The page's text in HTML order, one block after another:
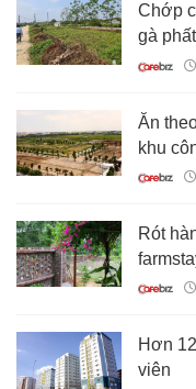
Chớp
gà
Ăn
khu
"trái
Rót
Hơn
viên